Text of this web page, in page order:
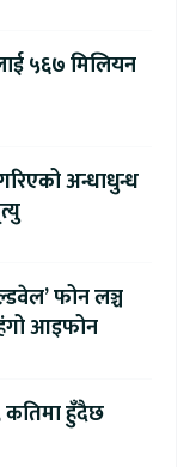
५६७ मिलियन
अन्धाधुन्ध
जनाको मृत्यु
फोन लञ्च
आइफोन
कतिमा हुँदैछ